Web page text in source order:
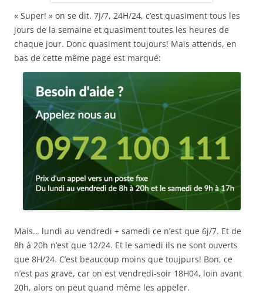
« Super! » on se dit. 7J/7, 24H/24, c’est quasiment tous les
jours de la semaine et quasiment toutes les heures de
chaque jour. Donc quasiment toujours! Mais attends, en
bas de cette même page est marqué:
Mais… lundi au vendredi + samedi ce n’est que 6j/7. Et de
8h à 20h n’est que 12/24. Et le samedi ils ne sont ouverts
que 8H/24. C’est beaucoup moins que toujpurs! Bon, ce
n’est pas grave, car on est vendredi-soir 18H04, loin avant
20h, alors on peut quand même les appeler.